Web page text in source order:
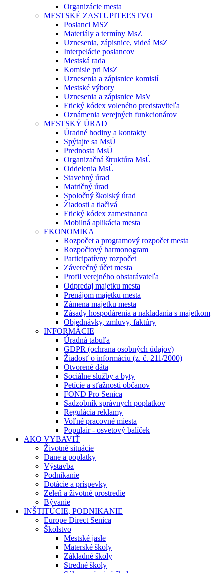
Organizácie mesta
MESTSKÉ ZASTUPITEĽSTVO
Poslanci MSZ
Materiály a termíny MsZ
Uznesenia, zápisnice, videá MsZ
Interpelácie poslancov
Mestská rada
Komisie pri MsZ
Uznesenia a zápisnice komisií
Mestské výbory
Uznesenia a zápisnice MsV
Etický kódex voleného predstaviteľa
Oznámenia verejných funkcionárov
MESTSKÝ ÚRAD
Úradné hodiny a kontakty
Spýtajte sa MsÚ
Prednosta MsÚ
Organizačná štruktúra MsÚ
Oddelenia MsÚ
Stavebný úrad
Matričný úrad
Spoločný školský úrad
Žiadosti a tlačivá
Etický kódex zamestnanca
Mobilná aplikácia mesta
EKONOMIKA
Rozpočet a programový rozpočet mesta
Rozpočtový harmonogram
Participatívny rozpočet
Záverečný účet mesta
Profil verejného obstarávateľa
Odpredaj majetku mesta
Prenájom majetku mesta
Zámena majetku mesta
Zásady hospodárenia a nakladania s majetkom
Objednávky, zmluvy, faktúry
INFORMÁCIE
Úradná tabuľa
GDPR (ochrana osobných údajov)
Žiadosť o informáciu (z. č. 211/2000)
Otvorené dáta
Sociálne služby a byty
Petície a sťažnosti občanov
FOND Pro Senica
Sadzobník správnych poplatkov
Regulácia reklamy
Voľné pracovné miesta
Populair - osvetový balíček
AKO VYBAVIŤ
Životné situácie
Dane a poplatky
Výstavba
Podnikanie
Dotácie a príspevky
Zeleň a životné prostredie
Bývanie
INŠTITÚCIE, PODNIKANIE
Europe Direct Senica
Školstvo
Mestské jasle
Materské školy
Základné školy
Stredné školy